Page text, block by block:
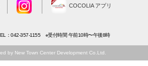
COCOLIA アプリ
：042-357-1155 ※受付時間 午前10時〜午後8時
by New Town Center Development Co.Ltd.